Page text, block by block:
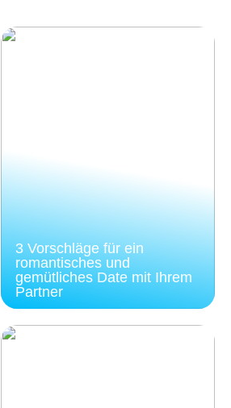
3 Vorschläge für ein
romantisches und
gemütliches Date mit Ihrem
Partner